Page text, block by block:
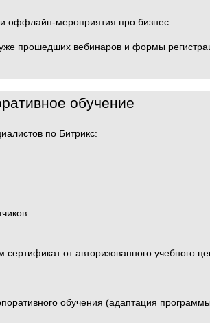
оффлайн-мероприятия про бизнес.
прошедших вебинаров и формы
обучение
по Битрикс:
от авторизованного учебного
обучения (адаптация